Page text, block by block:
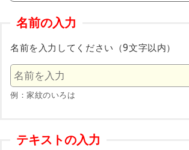
名前の入力
名前を入力してください（9文字以内）
例：家紋のいろは
テキストの入力